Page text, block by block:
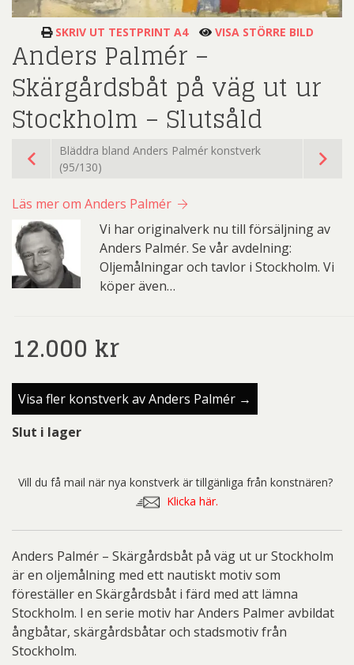
SKRIV UT TESTPRINT A4 VISA STÖRRE BILD
Anders Palmér –
Skärgårdsbåt på väg ut ur
Stockholm – Slutsåld
Bläddra bland Anders Palmér konstverk
(95/130)
Läs mer om Anders Palmér
Vi har originalverk nu till försäljning av
Anders Palmér. Se vår avdelning:
Oljemålningar och tavlor i Stockholm. Vi
köper även…
12.000 kr
Visa fler konstverk av Anders Palmér →
Slut i lager
Vill du få mail när nya konstverk är tillgänliga från konstnären?
Klicka här.
Anders Palmér – Skärgårdsbåt på väg ut ur Stockholm
är en oljemålning med ett nautiskt motiv som
föreställer en Skärgårdsbåt i färd med att lämna
Stockholm. I en serie motiv har Anders Palmer avbildat
ångbåtar, skärgårdsbåtar och stadsmotiv från
Stockholm.